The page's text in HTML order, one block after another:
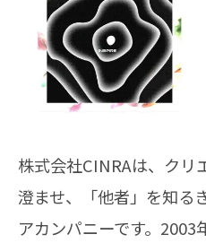
株式会社CINRAは、クリ
澄ませ、「他者」を知る
アカンパニーです。2003